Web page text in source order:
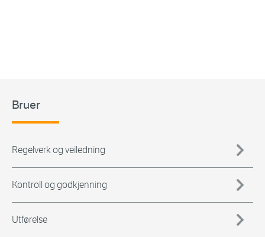
Bruer
Regelverk og veiledning
Kontroll og godkjenning
Utførelse